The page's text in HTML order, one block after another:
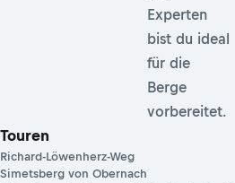
Experten
bist du ideal
für die
Berge
vorbereitet.
Touren
Richard-Löwenherz-Weg
Simetsberg von Obernach